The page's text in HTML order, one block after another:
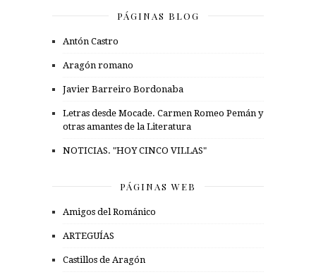
PÁGINAS BLOG
Antón Castro
Aragón romano
Javier Barreiro Bordonaba
Letras desde Mocade. Carmen Romeo Pemán y
otras amantes de la Literatura
NOTICIAS. "HOY CINCO VILLAS"
PÁGINAS WEB
Amigos del Románico
ARTEGUÍAS
Castillos de Aragón